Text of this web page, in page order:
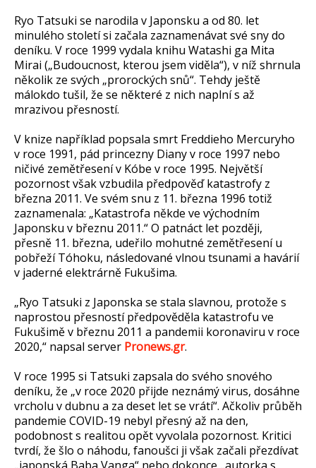
Ryo Tatsuki se narodila v Japonsku a od 80. let
minulého století si začala zaznamenávat své sny do
deníku. V roce 1999 vydala knihu Watashi ga Mita
Mirai („Budoucnost, kterou jsem viděla“), v níž shrnula
několik ze svých „prorockých snů“. Tehdy ještě
málokdo tušil, že se některé z nich naplní s až
mrazivou přesností.
V knize například popsala smrt Freddieho Mercuryho
v roce 1991, pád princezny Diany v roce 1997 nebo
ničivé zemětřesení v Kóbe v roce 1995. Největší
pozornost však vzbudila předpověď katastrofy z
března 2011. Ve svém snu z 11. března 1996 totiž
zaznamenala: „Katastrofa někde ve východním
Japonsku v březnu 2011.“ O patnáct let později,
přesně 11. března, udeřilo mohutné zemětřesení u
pobřeží Tóhoku, následované vlnou tsunami a havárií
v jaderné elektrárně Fukušima.
„Ryo Tatsuki z Japonska se stala slavnou, protože s
naprostou přesností předpověděla katastrofu ve
Fukušimě v březnu 2011 a pandemii koronaviru v roce
2020,“ napsal server Pronews.gr.
V roce 1995 si Tatsuki zapsala do svého snového
deníku, že „v roce 2020 přijde neznámý virus, dosáhne
vrcholu v dubnu a za deset let se vrátí“. Ačkoliv průběh
pandemie COVID-19 nebyl přesný až na den,
podobnost s realitou opět vyvolala pozornost. Kritici
tvrdí, že šlo o náhodu, fanoušci ji však začali přezdívat